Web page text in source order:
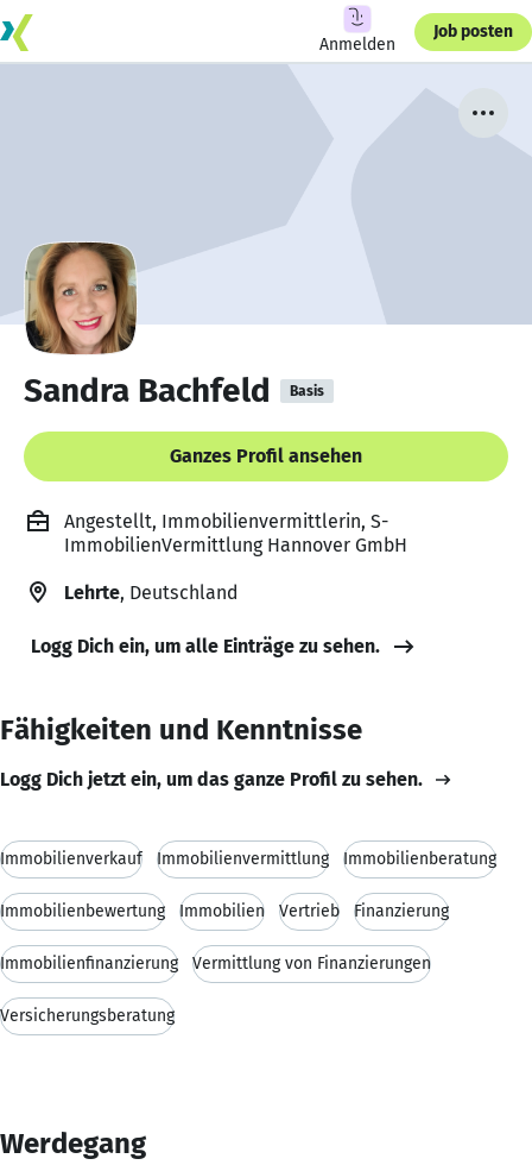
Anmelden
Job posten
Sandra Bachfeld Basis
Ganzes Profil ansehen
Angestellt, Immobilienvermittlerin, S-
ImmobilienVermittlung Hannover GmbH
Lehrte, Deutschland
Logg Dich ein, um alle Einträge zu sehen.
Fähigkeiten und Kenntnisse
Logg Dich jetzt ein, um das ganze Profil zu sehen.
Immobilienverkauf Immobilienvermittlung Immobilienberatung
Immobilienbewertung Immobilien Vertrieb Finanzierung
Immobilienfinanzierung Vermittlung von Finanzierungen
Versicherungsberatung
Werdegang